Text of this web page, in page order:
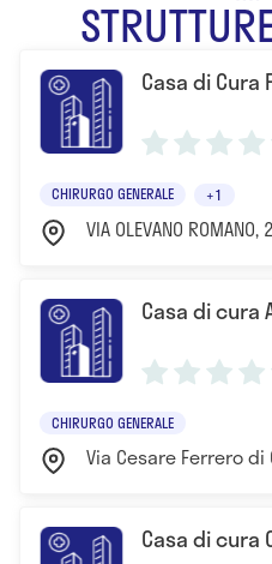
reparto di Chirurgia
Guarnieri dove esegue
generale, urologia ,
Casa di Cura
CHIRURGO GENERALE +1
VIA OLEVANO
Casa di cura
CHIRURGO GENERALE
Via Cesare Ferrero di
Casa di cura